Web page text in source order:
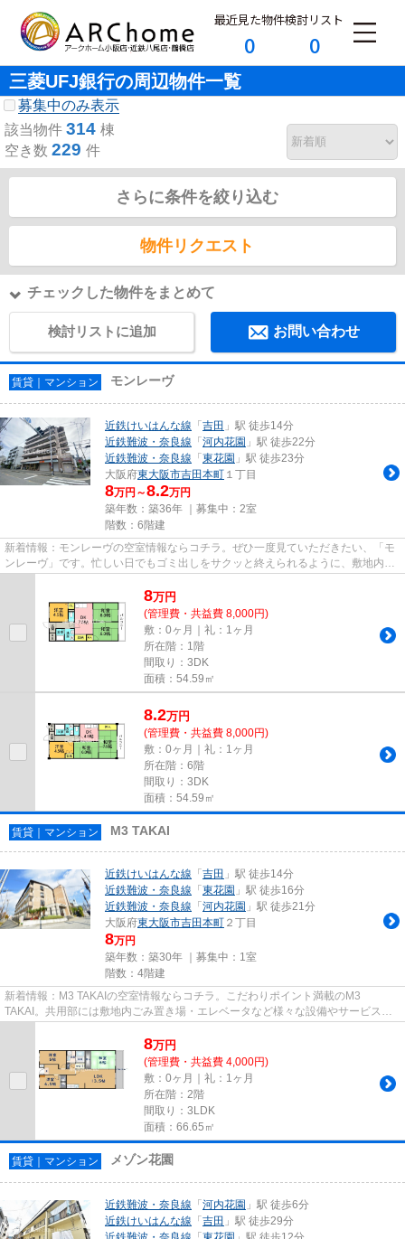
最近見た物件
0
検討リスト
0
三菱UFJ銀行の周辺物件一覧
募集中のみ表示
該当物件 314 棟
空き数 229 件
さらに条件を絞り込む
物件リクエスト
チェックした物件をまとめて
検討リストに追加 お問い合わせ
賃貸｜マンション モンレーヴ
近鉄けいはんな線 「吉田 」駅 徒歩14分
近鉄難波・奈良線 「河内花園 」駅 徒歩22分
近鉄難波・奈良線 「東花園 」駅 徒歩23分
大阪府東大阪市吉田本町 １丁目
8万円～8.2万円
築年数：築36年 ｜募集中： 2室
階数：6階建
新着情報：モンレーヴの空室情報ならコチラ。ぜひ一度見ていただきたい、「モ
ンレーヴ」です。忙しい日でもゴミ出しをサクッと終えられるように、敷地内に
ゴミ置き場をつけております...
8万円
(管理費・共益費 8,000円)
敷：0ヶ月｜礼：1ヶ月
所在階：1階
間取り：3DK
面積：54.59㎡
8.2万円
(管理費・共益費 8,000円)
敷：0ヶ月｜礼：1ヶ月
所在階：6階
間取り：3DK
面積：54.59㎡
賃貸｜マンション M3 TAKAI
近鉄けいはんな線 「吉田 」駅 徒歩14分
近鉄難波・奈良線 「東花園 」駅 徒歩16分
近鉄難波・奈良線 「河内花園 」駅 徒歩21分
大阪府東大阪市吉田本町 ２丁目
8万円
築年数：築30年 ｜募集中： 1室
階数：4階建
新着情報：M3 TAKAIの空室情報ならコチラ。こだわりポイント満載のM3
TAKAI。共用部には敷地内ごみ置き場・エレベータなど様々な設備やサービスが
揃っているので便利です。2駅利用可能...
8万円
(管理費・共益費 4,000円)
敷：0ヶ月｜礼：1ヶ月
所在階：2階
間取り：3LDK
面積：66.65㎡
賃貸｜マンション メゾン花園
近鉄難波・奈良線 「河内花園 」駅 徒歩6分
近鉄けいはんな線 「吉田 」駅 徒歩29分